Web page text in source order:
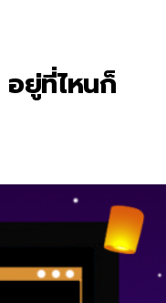
อยู่ที่ไหนก็